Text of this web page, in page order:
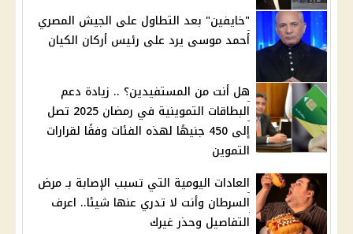
"خايفين" بعد التطاول على الجيش المصري
أحمد موسى يرد على رئيس أركان الكيان
هل أنت من المستفيدين؟ .. زيادة دعم
البطاقات التموينية في رمضان 2025 تصل
إلى 450 جنيهًا لهذه الفئات وفقًا لقرارات
التموين
العادات اليومية التي تسبب الإصابة بـ مرض
السرطان وأنت لا تدري عنها شيئا.. اعرف
التفاصيل وحذر غيرك